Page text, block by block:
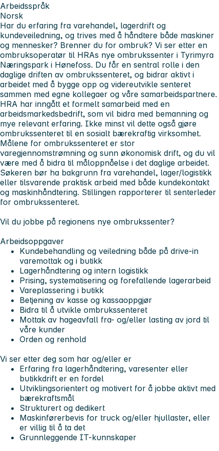
Arbeidsspråk
Norsk
Har du erfaring fra varehandel, lagerdrift og
kundeveiledning, og trives med å håndtere både maskiner
og mennesker? Brenner du for ombruk? Vi ser etter en
ombruksoperatør til HRAs nye ombrukssenter i Tyrimyra
Næringspark i Hønefoss. Du får en sentral rolle i den
daglige driften av ombrukssenteret, og bidrar aktivt i
arbeidet med å bygge opp og videreutvikle senteret
sammen med egne kollegaer og våre samarbeidspartnere.
HRA har inngått et formelt samarbeid med en
arbeidsmarkedsbedrift, som vil bidra med bemanning og
mye relevant erfaring. Ikke minst vil dette også gjøre
ombrukssenteret til en sosialt bærekraftig virksomhet.
Målene for ombrukssenteret er stor
varegjennomstrømning og sunn økonomisk drift, og du vil
være med å bidra til måloppnåelse i det daglige arbeidet.
Søkeren bør ha bakgrunn fra varehandel, lager/logistikk
eller tilsvarende praktisk arbeid med både kundekontakt
og maskinhåndtering. Stillingen rapporterer til senterleder
for ombrukssenteret.
Vil du jobbe på regionens nye ombrukssenter?
Arbeidsoppgaver
Kundebehandling og veiledning både på drive-in
varemottak og i butikk
Lagerhåndtering og intern logistikk
Prising, systematisering og forefallende lagerarbeid
Vareplassering i butikk
Betjening av kasse og kassaoppgjør
Bidra til å utvikle ombrukssenteret
Mottak av hageavfall fra- og/eller lasting av jord til
våre kunder
Orden og renhold
Vi ser etter deg som har og/eller er
Erfaring fra lagerhåndtering, varesenter eller
butikkdrift er en fordel
Utviklingsorientert og motivert for å jobbe aktivt med
bærekraftsmål
Strukturert og dedikert
Maskinførerbevis for truck og/eller hjullaster, eller
er villig til å ta det
Grunnleggende IT-kunnskaper